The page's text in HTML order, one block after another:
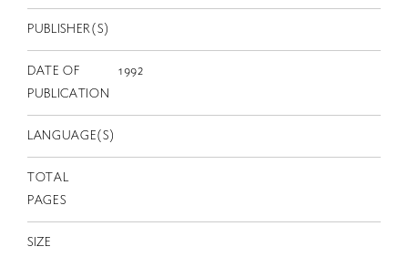
PUBLISHER(S)
DATE OF
PUBLICATION
1992
LANGUAGE(S)
TOTAL
PAGES
SIZE